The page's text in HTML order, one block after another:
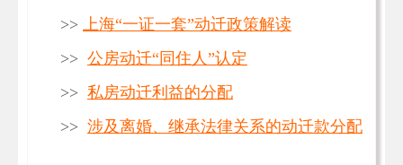
>> 上海“一证一套”动迁政策解读
>> 公房动迁“同住人”认定
>> 私房动迁利益的分配
>> 涉及离婚、继承法律关系的动迁款分配